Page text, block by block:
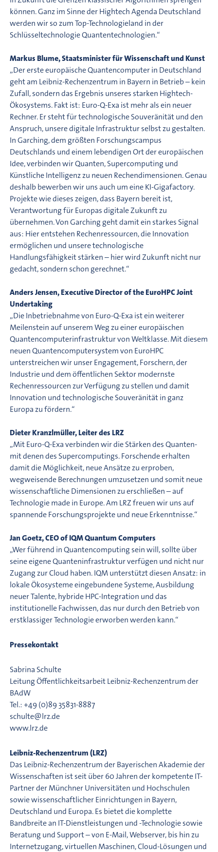
können. Ganz im Sinne der Hightech Agenda Deutschland
werden wir so zum Top-Technologieland in der
Schlüsseltechnologie Quantentechnologien.“
Markus Blume, Staatsminister für Wissenschaft und Kunst
„Der erste europäische Quantencomputer in Deutschland
geht am Leibniz-Rechenzentrum in Bayern in Betrieb – kein
Zufall, sondern das Ergebnis unseres starken Hightech-
Ökosystems. Fakt ist: Euro-Q-Exa ist mehr als ein neuer
Rechner. Er steht für technologische Souveränität und den
Anspruch, unsere digitale Infrastruktur selbst zu gestalten.
In Garching, dem größten Forschungscampus
Deutschlands und einem lebendigen Ort der europäischen
Idee, verbinden wir Quanten, Supercomputing und
Künstliche Intelligenz zu neuen Rechendimensionen. Genau
deshalb bewerben wir uns auch um eine KI-Gigafactory.
Projekte wie dieses zeigen, dass Bayern bereit ist,
Verantwortung für Europas digitale Zukunft zu
übernehmen. Von Garching geht damit ein starkes Signal
aus: Hier entstehen Rechenressourcen, die Innovation
ermöglichen und unsere technologische
Handlungsfähigkeit stärken – hier wird Zukunft nicht nur
gedacht, sondern schon gerechnet.“
Anders Jensen, Executive Director of the EuroHPC Joint
Undertaking
„Die Inbetriebnahme von Euro-Q-Exa ist ein weiterer
Meilenstein auf unserem Weg zu einer europäischen
Quantencomputerinfrastruktur von Weltklasse. Mit diesem
neuen Quantencomputersystem von EuroHPC
unterstreichen wir unser Engagement, Forschern, der
Industrie und dem öffentlichen Sektor modernste
Rechenressourcen zur Verfügung zu stellen und damit
Innovation und technologische Souveränität in ganz
Europa zu fördern.“
Dieter Kranzlmüller, Leiter des LRZ
„Mit Euro-Q-Exa verbinden wir die Stärken des Quanten-
mit denen des Supercomputings. Forschende erhalten
damit die Möglichkeit, neue Ansätze zu erproben,
wegweisende Berechnungen umzusetzen und somit neue
wissenschaftliche Dimensionen zu erschließen – auf
Technologie made in Europe. Am LRZ freuen wir uns auf
spannende Forschungsprojekte und neue Erkenntnisse.“
Jan Goetz, CEO of IQM Quantum Computers
„Wer führend in Quantencomputing sein will, sollte über
seine eigene Quanteninfrastruktur verfügen und nicht nur
Zugang zur Cloud haben. IQM unterstützt diesen Ansatz: in
lokale Ökosysteme eingebundene Systeme, Ausbildung
neuer Talente, hybride HPC-Integration und das
institutionelle Fachwissen, das nur durch den Betrieb von
erstklassiger Technologie erworben werden kann.“
Pressekontakt
Sabrina Schulte
Leitung Öffentlichkeitsarbeit Leibniz-Rechenzentrum der
BAdW
Tel.: +49 (0)89 35831-8887
schulte@lrz.de
www.lrz.de
Leibniz-Rechenzentrum (LRZ)
Das Leibniz-Rechenzentrum der Bayerischen Akademie der
Wissenschaften ist seit über 60 Jahren der kompetente IT-
Partner der Münchner Universitäten und Hochschulen
sowie wissenschaftlicher Einrichtungen in Bayern,
Deutschland und Europa. Es bietet die komplette
Bandbreite an IT-Dienstleistungen und -Technologie sowie
Beratung und Support – von E-Mail, Webserver, bis hin zu
Internetzugang, virtuellen Maschinen, Cloud-Lösungen und